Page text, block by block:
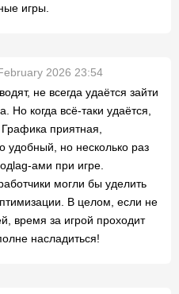
игры.
2026 23:54
не всегда удаётся зайти
Но когда всё-таки удаётся,
Графика приятная,
удобный, но несколько раз
ами при игре.
могли бы уделить
В целом, если не
время за игрой проходит
насладиться!